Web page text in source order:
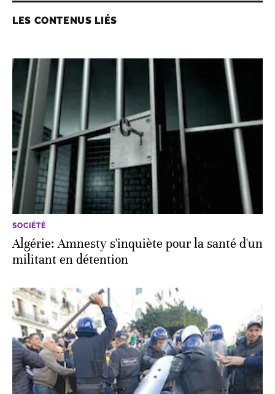
LES CONTENUS LIÉS
SOCIÉTÉ
Algérie: Amnesty s'inquiète pour la santé d'un
militant en détention